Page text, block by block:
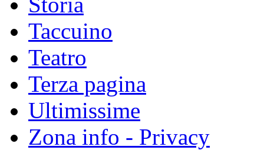
Taccuino
Teatro
Terza pagina
Ultimissime
Zona info - Privacy